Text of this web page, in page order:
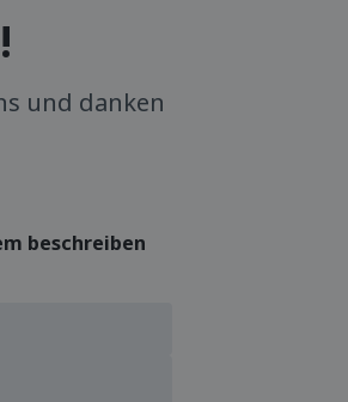
und danken
beschreiben